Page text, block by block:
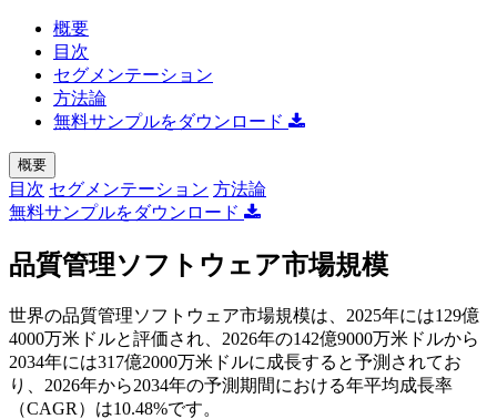
概要
目次
セグメンテーション
方法論
無料サンプルをダウンロード
概要
目次 セグメンテーション 方法論
無料サンプルをダウンロード
品質管理ソフトウェア市場規模
世界の品質管理ソフトウェア市場規模は、2025年には129億
4000万米ドルと評価され、2026年の142億9000万米ドルから
2034年には317億2000万米ドルに成長すると予測されてお
り、2026年から2034年の予測期間における年平均成長率
（CAGR）は10.48%です。